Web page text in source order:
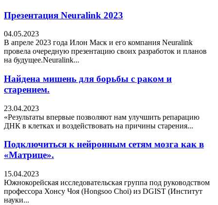
Презентация Neuralink 2023
04.05.2023
В апреле 2023 года Илон Маск и его компания Neuralink
провела очередную презентацию своих разработок и планов
на будущее.Neuralink...
Найдена мишень для борьбы с раком и
старением.
23.04.2023
«Результаты впервые позволяют нам улучшить репарацию
ДНК в клетках и воздействовать на причины старения...
Подключиться к нейронным сетям мозга как в
«Матрице».
15.04.2023
Южнокорейская исследовательская группа под руководством
профессора Хонсу Чоя (Hongsoo Choi) из DGIST (Институт
науки...